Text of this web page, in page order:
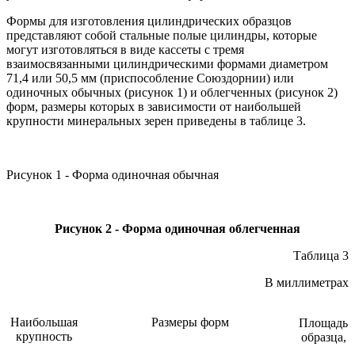
Формы для изготовления цилиндрических образцов
представляют собой стальные полые цилиндры, которые
могут изготовляться в виде кассеты с тремя
взаимосвязанными цилиндрическими формами диаметром
71,4 или 50,5 мм (приспособление Союздорнии) или
одиночных обычных (рисунок 1) и облегченных (рисунок 2)
форм, размеры которых в зависимости от наибольшей
крупности минеральных зерен приведены в таблице 3.
Рисунок 1 - Форма одиночная обычная
Рисунок 2 - Форма одиночная облегченная
Таблица 3
В миллиметрах
Наибольшая
крупность
Размеры форм
Площадь
образца,